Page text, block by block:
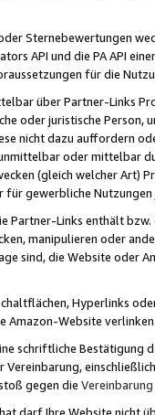
Sternebewertungen
API und die PA API
für die
über Partner-Links
oder juristische
nicht dazu auffordern
oder mittelbar
(gleich welcher Art)
gewerbliche
Partner-Links enthält
manipulieren oder
sind, die Website oder
Hyperlinks
Amazon-Website
schriftliche
Vereinbarung,
gegen die Vereinbarung
darf Ihre Website nicht